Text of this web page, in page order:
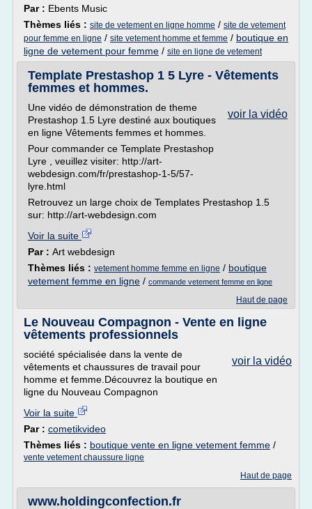
Par : Ebents Music
Thèmes liés : site de vetement en ligne homme / site de vetement
pour femme en ligne / site vetement homme et femme / boutique en
ligne de vetement pour femme / site en ligne de vetement
Template Prestashop 1 5 Lyre - Vêtements
femmes et hommes.
voir la vidéo
Une vidéo de démonstration de theme
Prestashop 1.5 Lyre destiné aux boutiques
en ligne Vêtements femmes et hommes.
Pour commander ce Template Prestashop
Lyre , veuillez visiter: http://art-
webdesign.com/fr/prestashop-1-5/57-
lyre.html
Retrouvez un large choix de Templates Prestashop 1.5
sur: http://art-webdesign.com
Voir la suite
Par : Art webdesign
Thèmes liés : vetement homme femme en ligne / boutique
vetement femme en ligne / commande vetement femme en ligne
Haut de page
Le Nouveau Compagnon - Vente en ligne
vêtements professionnels
voir la vidéo
société spécialisée dans la vente de
vêtements et chaussures de travail pour
homme et femme.Découvrez la boutique en
ligne du Nouveau Compagnon
Voir la suite
Par : cometikvideo
Thèmes liés : boutique vente en ligne vetement femme /
vente vetement chaussure ligne
Haut de page
www.holdingconfection.fr